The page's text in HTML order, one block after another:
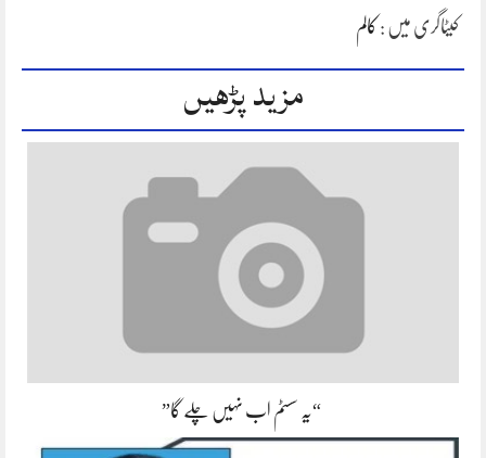
کیٹاگری میں : کالم
مزید پڑھیں
“یہ سسٹم اب نہیں چلے گا”